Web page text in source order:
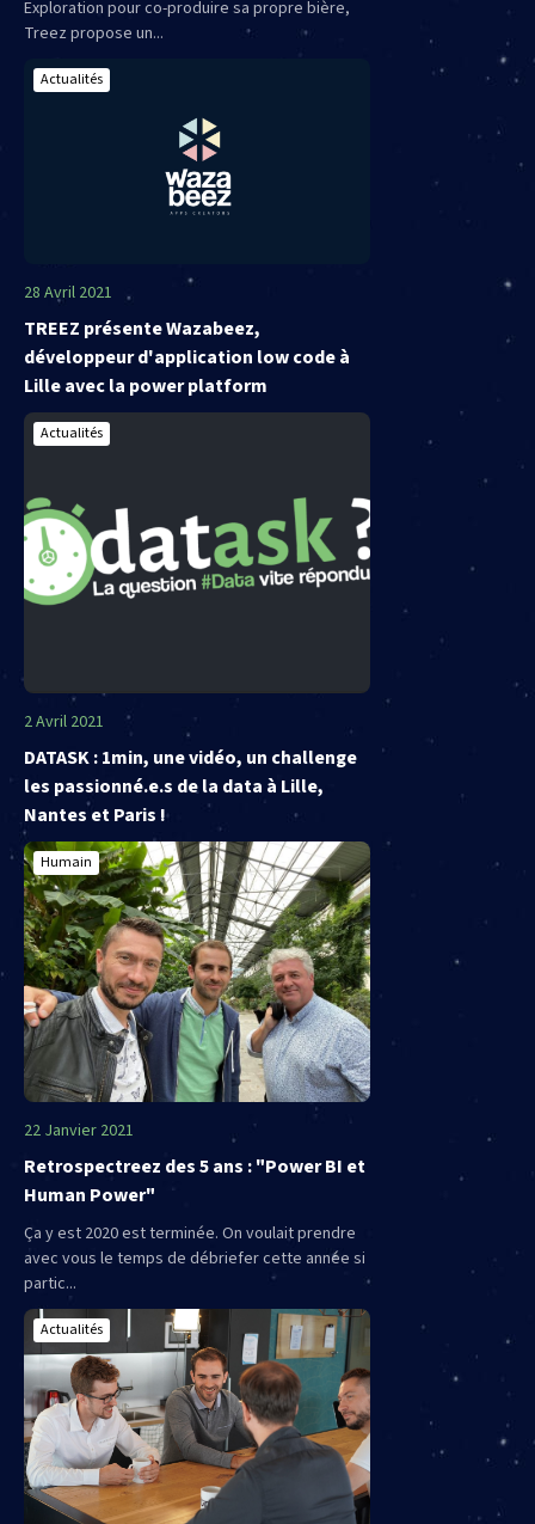
Exploration pour co-produire sa propre bière,
Treez propose un...
Actualités
28 Avril 2021
TREEZ présente Wazabeez,
développeur d'application low code à
Lille avec la power platform
Actualités
2 Avril 2021
DATASK : 1min, une vidéo, un challenge
les passionné.e.s de la data à Lille,
Nantes et Paris !
Humain
22 Janvier 2021
Retrospectreez des 5 ans : "Power BI et
Human Power"
Ça y est 2020 est terminée. On voulait prendre
avec vous le temps de débriefer cette année si
partic...
Actualités